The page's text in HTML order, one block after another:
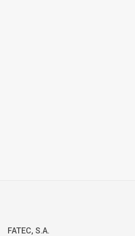
FATEC, S.A.